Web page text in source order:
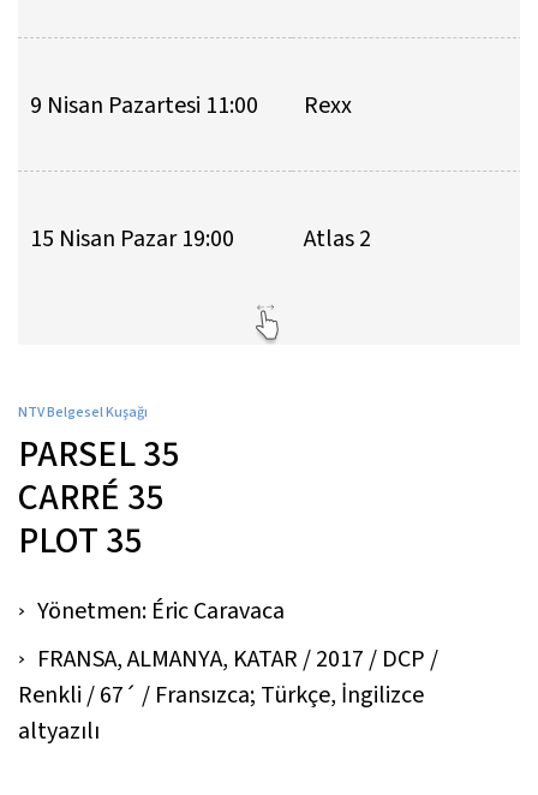
9 Nisan Pazartesi 11:00 Rexx
15 Nisan Pazar 19:00 Atlas 2
NTV Belgesel Kuşağı
PARSEL 35
CARRÉ 35
PLOT 35
Yönetmen: Éric Caravaca
FRANSA, ALMANYA, KATAR / 2017 / DCP /
Renkli / 67´ / Fransızca; Türkçe, İngilizce
altyazılı